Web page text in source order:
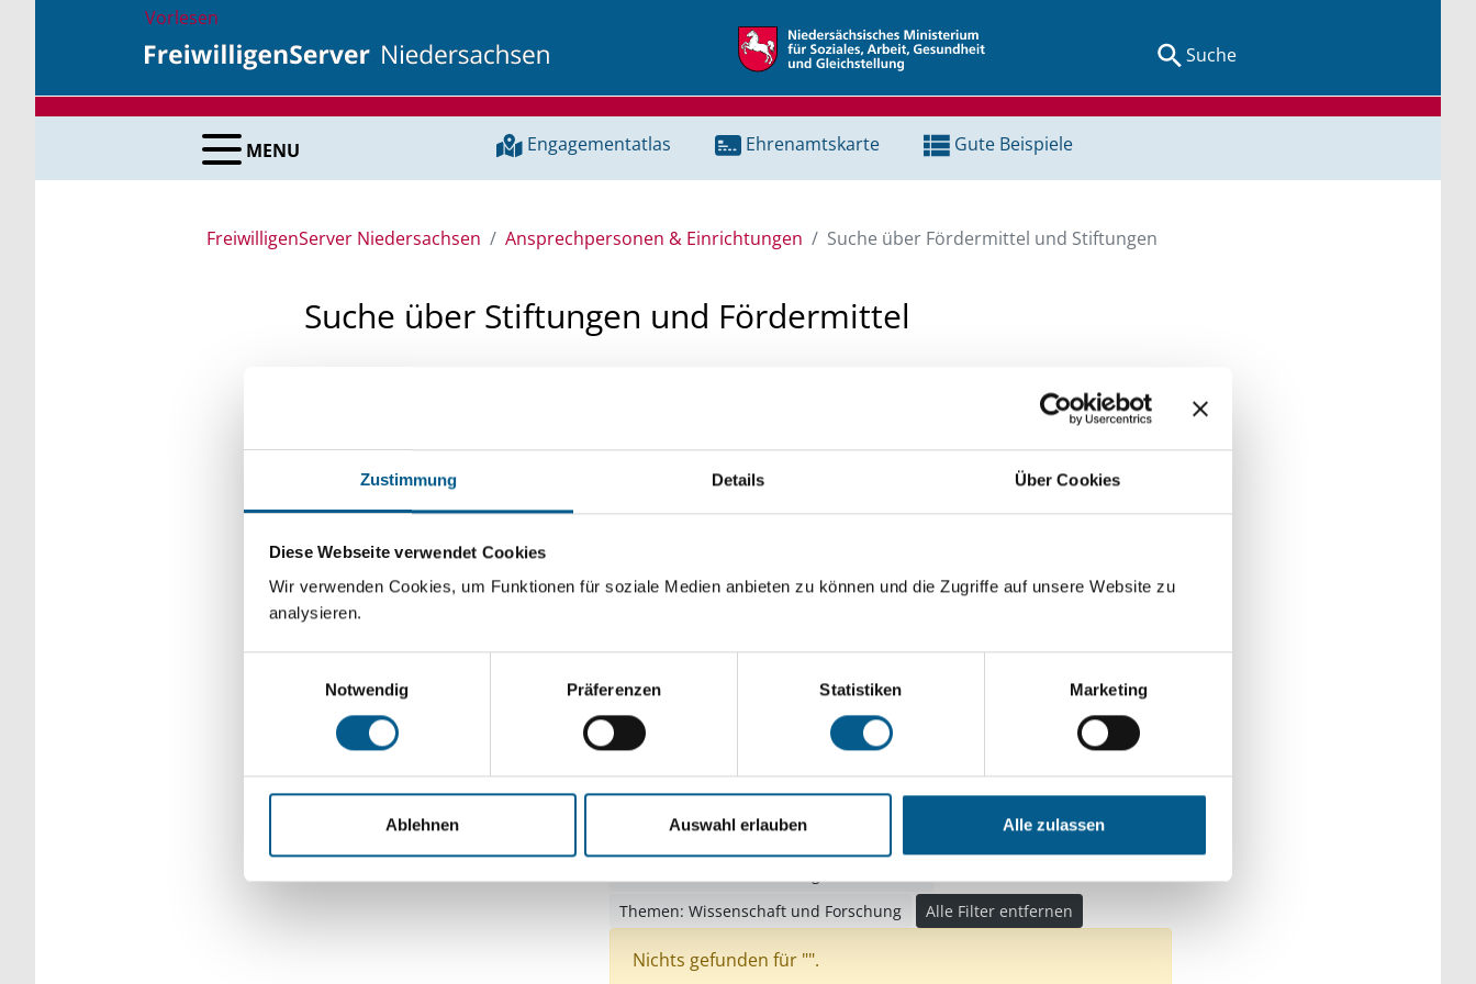
Zustimmung Details Über Cookies
Diese Webseite verwendet Cookies
Wir verwenden Cookies, um Funktionen für soziale Medien anbieten zu können und die Zugriffe auf unsere Website zu
analysieren.
Notwendig
Präferenzen Statistiken Marketing
Ablehnen Auswahl erlauben Alle zulassen
Vorlesen
Suche
MENU Engagementatlas Ehrenamtskarte Gute Beispiele
FreiwilligenServer Niedersachsen Ansprechpersonen & Einrichtungen Suche über Fördermittel und Stiftungen
Suche über Stiftungen und Fördermittel
unsere Fördermitteldatenbank und Stiftungsdatenbank recherchieren. Bei der Suche bitte die Groß- und
Kleinschreibung beachten.
verfeinert werden.
Aktive Filter:
Bereiche: Stiftungen
Themen: Kirchliche Zwecke
Themen: Natur- & Umweltschutz
Themen: Kinder, Jugendliche & Familie
Themen: Wissenschaft und Forschung
Alle Filter entfernen
Nichts gefunden für "".